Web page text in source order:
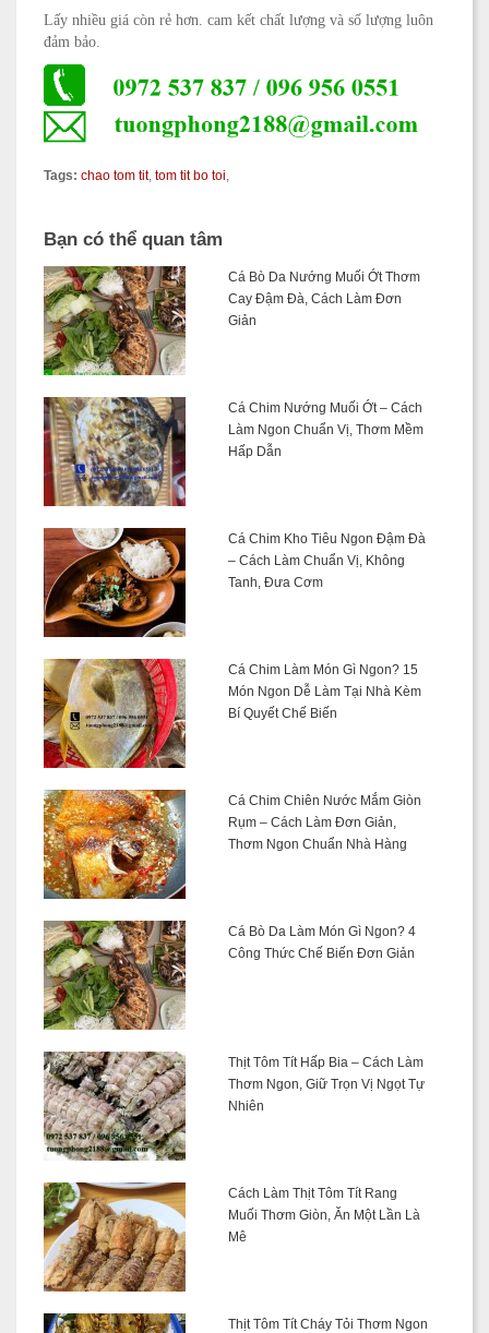
Lấy nhiều giá còn rẻ hơn. cam kết chất lượng và số lượng luôn
đảm bảo.
Tags: chao tom tit, tom tit bo toi,
Bạn có thể quan tâm
Cá Bò Da Nướng Muối Ớt Thơm
Cay Đậm Đà, Cách Làm Đơn
Giản
Cá Chim Nướng Muối Ớt – Cách
Làm Ngon Chuẩn Vị, Thơm Mềm
Hấp Dẫn
Cá Chim Kho Tiêu Ngon Đậm Đà
– Cách Làm Chuẩn Vị, Không
Tanh, Đưa Cơm
Cá Chim Làm Món Gì Ngon? 15
Món Ngon Dễ Làm Tại Nhà Kèm
Bí Quyết Chế Biến
Cá Chim Chiên Nước Mắm Giòn
Rụm – Cách Làm Đơn Giản,
Thơm Ngon Chuẩn Nhà Hàng
Cá Bò Da Làm Món Gì Ngon? 4
Công Thức Chế Biến Đơn Giản
Thịt Tôm Tít Hấp Bia – Cách Làm
Thơm Ngon, Giữ Trọn Vị Ngọt Tự
Nhiên
Cách Làm Thịt Tôm Tít Rang
Muối Thơm Giòn, Ăn Một Lần Là
Mê
Thịt Tôm Tít Cháy Tỏi Thơm Ngon